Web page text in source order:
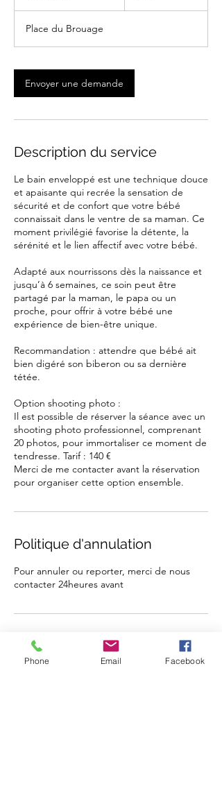
m
i
Place du Brouage
Envoyer une demande
Description du service
Le bain enveloppé est une technique douce
et apaisante qui recrée la sensation de
sécurité et de confort que votre bébé
connaissait dans le ventre de sa maman. Ce
moment privilégié favorise la détente, la
sérénité et le lien affectif avec votre bébé.
Adapté aux nourrissons dès la naissance et
jusqu’à 6 semaines, ce soin peut être
partagé par la maman, le papa ou un
proche, pour offrir à votre bébé une
expérience de bien-être unique.
Recommandation : attendre que bébé ait
bien digéré son biberon ou sa dernière
tétée.
Option shooting photo :
Il est possible de réserver la séance avec un
shooting photo professionnel, comprenant
20 photos, pour immortaliser ce moment de
tendresse. Tarif : 140 €
Merci de me contacter avant la réservation
pour organiser cette option ensemble.
Politique d'annulation
Pour annuler ou reporter, merci de nous
contacter 24heures avant
Coordonnées
Phone Email Facebook